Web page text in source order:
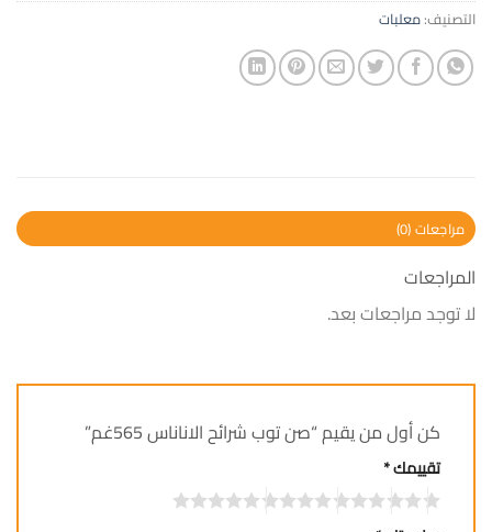
التصنيف:معلبات
مراجعات (0)
المراجعات
لا توجد مراجعات بعد.
كن أول من يقيم “صن توب شرائح الاناناس 565غم”
تقييمك*